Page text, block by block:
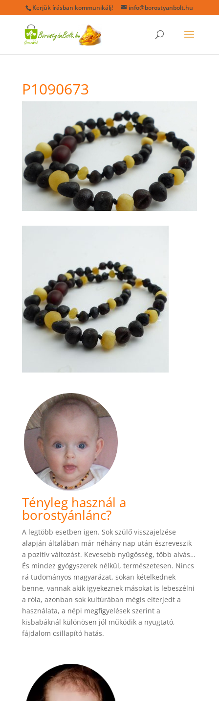
Kerjük írásban kommunikálj! info@borostyanbolt.hu
P1090673
Tényleg használ a
borostyánlánc?
A legtöbb esetben igen. Sok szülő visszajelzése
alapján általában már néhány nap után észreveszik
a pozitív változást. Kevesebb nyűgösség, több alvás…
És mindez gyógyszerek nélkül, természetesen. Nincs
rá tudományos magyarázat, sokan kételkednek
benne, vannak akik igyekeznek másokat is lebeszélni
a róla, azonban sok kultúrában mégis elterjedt a
használata, a népi megfigyelések szerint a
kisbabáknál különösen jól működik a nyugtató,
fájdalom csillapító hatás.